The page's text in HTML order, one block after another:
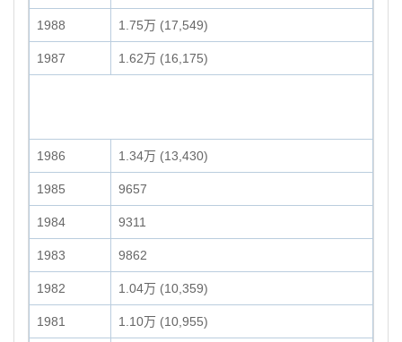
1988 1.75万 (17,549)
1987 1.62万 (16,175)
1986 1.34万 (13,430)
1985 9657
1984 9311
1983 9862
1982 1.04万 (10,359)
1981 1.10万 (10,955)